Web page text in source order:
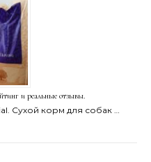
и реальные отзывы.
Сухой корм для собак …